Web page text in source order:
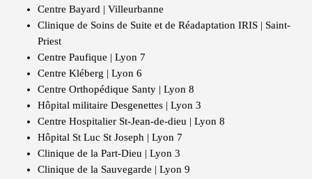
Centre Bayard | Villeurbanne
Clinique de Soins de Suite et de Réadaptation IRIS | Saint-
Priest
Centre Paufique | Lyon 7
Centre Kléberg | Lyon 6
Centre Orthopédique Santy | Lyon 8
Hôpital militaire Desgenettes | Lyon 3
Centre Hospitalier St-Jean-de-dieu | Lyon 8
Hôpital St Luc St Joseph | Lyon 7
Clinique de la Part-Dieu | Lyon 3
Clinique de la Sauvegarde | Lyon 9